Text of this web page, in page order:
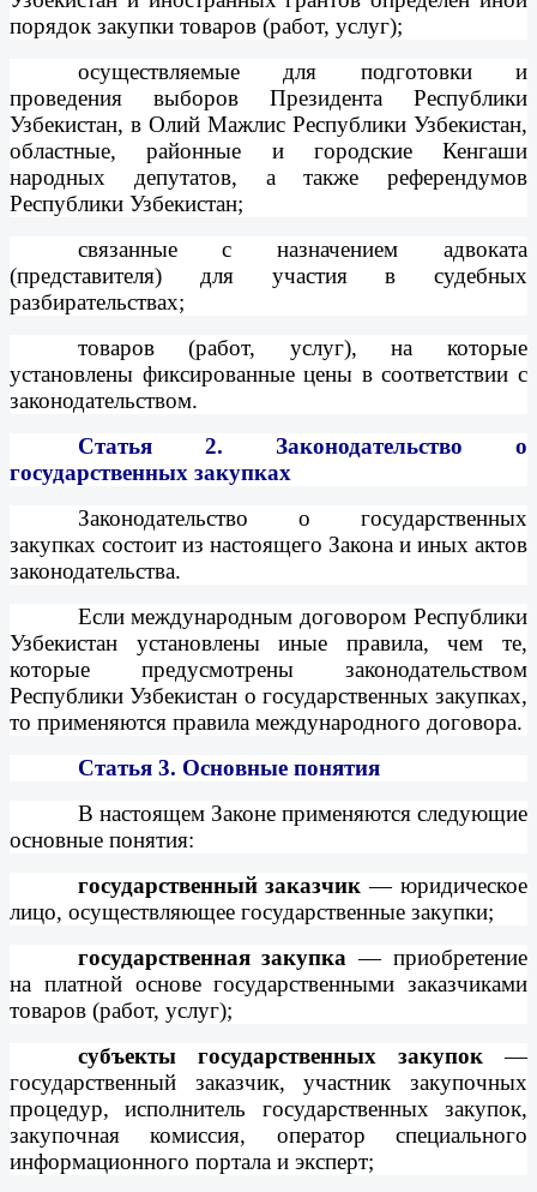
порядок закупки товаров (работ, услуг);
осуществляемые для подготовки и
проведения выборов Президента Республики
Узбекистан, в Олий Мажлис Республики Узбекистан,
областные, районные и городские Кенгаши
народных депутатов, а также референдумов
Республики Узбекистан;
связанные с назначением адвоката
(представителя) для участия в судебных
разбирательствах;
товаров (работ, услуг), на которые
установлены фиксированные цены в соответствии с
законодательством.
Статья 2. Законодательство о
государственных закупках
Законодательство о государственных
закупках состоит из настоящего Закона и иных актов
законодательства.
Если международным договором Республики
Узбекистан установлены иные правила, чем те,
которые предусмотрены законодательством
Республики Узбекистан о государственных закупках,
то применяются правила международного договора.
Статья 3. Основные понятия
В настоящем Законе применяются следующие
основные понятия:
государственный заказчик — юридическое
лицо, осуществляющее государственные закупки;
государственная закупка — приобретение
на платной основе государственными заказчиками
товаров (работ, услуг);
субъекты государственных закупок—
государственный заказчик, участник закупочных
процедур, исполнитель государственных закупок,
закупочная комиссия, оператор специального
информационного портала и эксперт;